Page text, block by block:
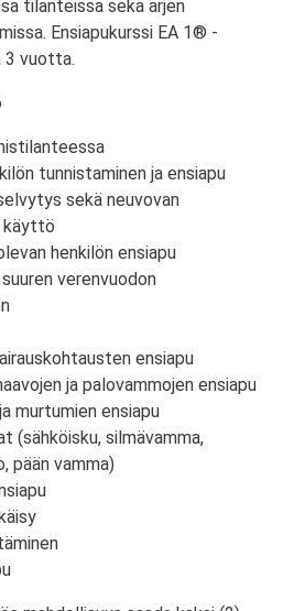
tilanteissa sekä arjen
Ensiapukurssi EA 1® -
3 vuotta.
tunnistaminen ja ensiapu
sekä neuvovan
käyttö
henkilön ensiapu
verenvuodon
ensiapu
ja palovammojen ensiapu
murtumien ensiapu
(sähköisku, silmävamma,
pään vamma)